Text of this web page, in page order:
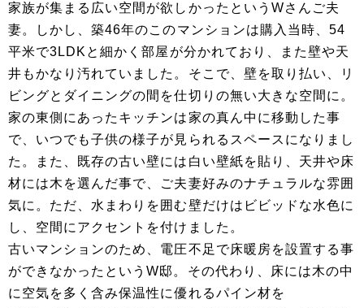
家族が集まる広い空間が欲しかったというWさんご夫
妻。しかし、築46年のこのマンションは購入当時、54
平米で3LDKと細かく部屋が分かれており、また壁や天
井もかなり汚れていました。そこで、壁を取り払い、リ
ビングとダイニングの間を仕切りの無い大きな空間に。
家の東側にあったキッチンは家の真ん中に移動した事
で、いつでも子供の様子が見られるスペースになりまし
た。また、既存の古い壁には白い壁紙を貼り、天井や床
材には木を選んだ事で、ご夫妻好みのナチュラルな雰囲
気に。ただ、水まわりを囲む壁だけはビビッドな水色に
し、空間にアクセントを付けました。
古いマンションのため、電圧不足で床暖房を設置する事
ができなかったというW邸。その代わり、床には木の中
に空気を多く含み保温性に優れるパイン材を